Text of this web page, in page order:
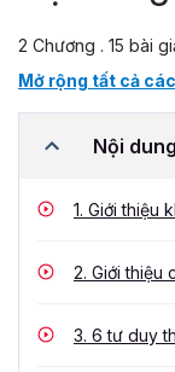
2 Chương . 15 bài
Mở rộng tất cả
Nội
1. Giới thiệu
2. Giới thiệu
3. 6 tư duy